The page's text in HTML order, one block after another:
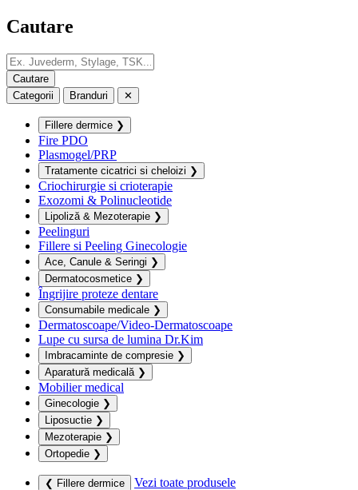
Cautare
Categorii Branduri ✕
Fillere dermice ❯
Fire PDO
Plasmogel/PRP
Tratamente cicatrici si cheloizi ❯
Criochirurgie si crioterapie
Exozomi & Polinucleotide
Lipoliză & Mezoterapie ❯
Peelinguri
Fillere si Peeling Ginecologie
Ace, Canule & Seringi ❯
Dermatocosmetice ❯
Îngrijire proteze dentare
Consumabile medicale ❯
Dermatoscoape/Video-Dermatoscoape
Lupe cu sursa de lumina Dr.Kim
Imbracaminte de compresie ❯
Aparatură medicală ❯
Mobilier medical
Ginecologie ❯
Liposuctie ❯
Mezoterapie ❯
Ortopedie ❯
❮ Fillere dermice
Vezi toate produsele